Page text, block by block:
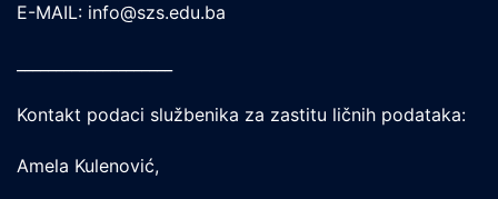
E-MAIL: info@szs.edu.ba
Kontakt podaci službenika za zastitu ličnih podataka:
Amela Kulenović,